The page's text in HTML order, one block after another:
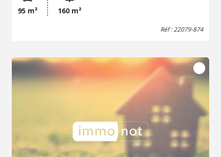
95 m² 160 m²
Réf : 22079-874